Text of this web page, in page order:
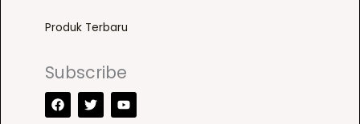
Produk Terbaru
Subscribe
F
a
c
T
w
i
Y
o
u